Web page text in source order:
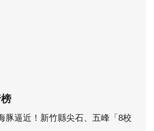
豚逼近！新竹縣尖石、五峰「8校